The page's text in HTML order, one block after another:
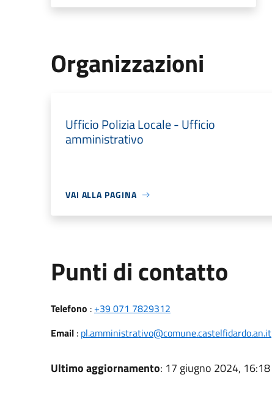
Organizzazioni
Ufficio Polizia Locale - Ufficio
amministrativo
VAI ALLA PAGINA
Punti di contatto
Telefono : +39 071 7829312
Email: pl.amministrativo@comune.castelfidardo.an.it
Ultimo aggiornamento: 17 giugno 2024, 16:18